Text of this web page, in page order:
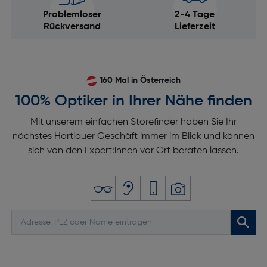
SIM-Kartentyp: NanoSIM + eSIM
3G-Standards: DC-HSDPA, HSPA+, UMTS
4G-Standard: LTE-TDD & LTE-FDD
Problemloser
Rückversand
2-4 Tage
Lieferzeit
160 Mal in Österreich
100% Optiker in Ihrer Nähe finden
Mit unserem einfachen Storefinder haben Sie Ihr
nächstes Hartlauer Geschäft immer im Blick und können
sich von den Expert:innen vor Ort beraten lassen.